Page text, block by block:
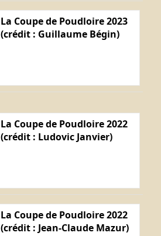
La Coupe de Poudloire 2023
(crédit : Guillaume Bégin)
La Coupe de Poudloire 2022
(crédit : Ludovic Janvier)
La Coupe de Poudloire 2022
(crédit : Jean-Claude Mazur)